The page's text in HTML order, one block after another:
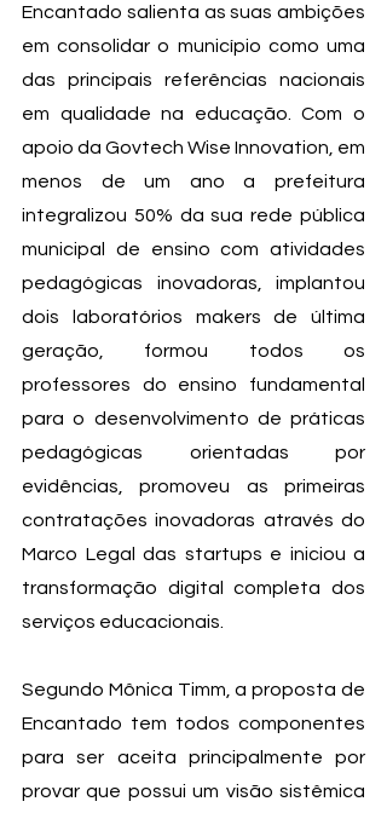
Encantado salienta as suas ambições
em consolidar o município como uma
das principais referências nacionais
em qualidade na educação. Com o
apoio da Govtech Wise Innovation, em
menos de um ano a prefeitura
integralizou 50% da sua rede pública
municipal de ensino com atividades
pedagógicas inovadoras, implantou
dois laboratórios makers de última
geração, formou todos os
professores do ensino fundamental
para o desenvolvimento de práticas
pedagógicas orientadas por
evidências, promoveu as primeiras
contratações inovadoras através do
Marco Legal das startups e iniciou a
transformação digital completa dos
serviços educacionais.
Segundo Mônica Timm, a proposta de
Encantado tem todos componentes
para ser aceita principalmente por
provar que possui um visão sistêmica